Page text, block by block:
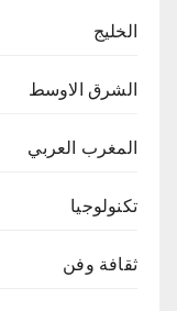
الخليج
الشرق الاوسط
المغرب العربي
تكنولوجيا
ثقافة وفن